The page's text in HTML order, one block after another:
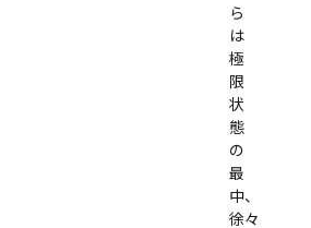
ら
は
極
限
状
態
の
最
中、
徐々